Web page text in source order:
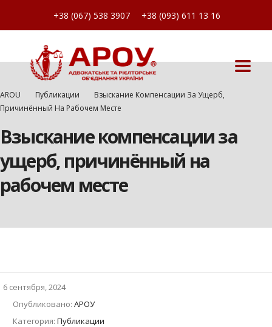
+38 (067) 538 3907 +38 (093) 611 13 16
AROU Публикации
Взыскание Компенсации За Ущерб,
Причинённый На Рабочем Месте
Взыскание компенсации за
ущерб, причинённый на
рабочем месте
6 сентября, 2024
Опубликовано: АРОУ
Категория: Публикации